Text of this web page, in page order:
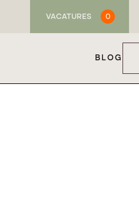
VACATURES 0
BLOG